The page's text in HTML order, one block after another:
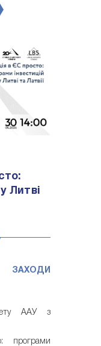
Литві
ЗАХОДИ
ААУ з
програми